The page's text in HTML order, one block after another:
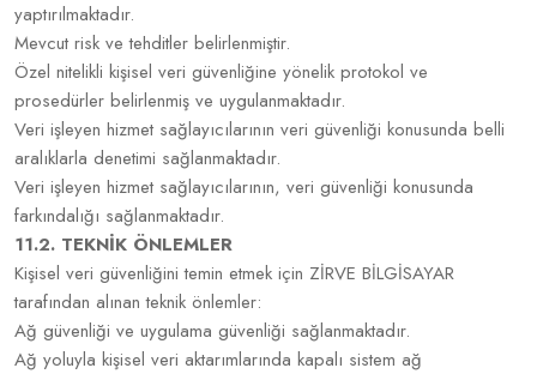
yaptırılmaktadır.
Mevcut risk ve tehditler belirlenmiştir.
Özel nitelikli kişisel veri güvenliğine yönelik protokol ve
prosedürler belirlenmiş ve uygulanmaktadır.
Veri işleyen hizmet sağlayıcılarının veri güvenliği konusunda belli
aralıklarla denetimi sağlanmaktadır.
Veri işleyen hizmet sağlayıcılarının, veri güvenliği konusunda
farkındalığı sağlanmaktadır.
11.2. TEKNİK ÖNLEMLER
Kişisel veri güvenliğini temin etmek için ZİRVE BİLGİSAYAR
tarafından alınan teknik önlemler:
Ağ güvenliği ve uygulama güvenliği sağlanmaktadır.
Ağ yoluyla kişisel veri aktarımlarında kapalı sistem ağ